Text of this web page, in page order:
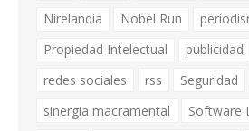
Nirelandia
Nobel Run
Propiedad Intelectual
publicidad
redes sociales
rss Seguridad
sinergia macramental
Software